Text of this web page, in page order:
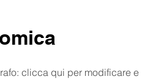
clicca qui per modificare e